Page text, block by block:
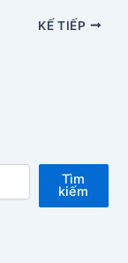
KẾ TIẾP
Tìm
kiếm